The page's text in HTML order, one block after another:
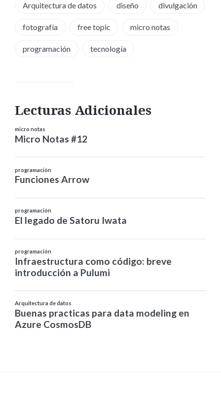
Arquitectura de datos diseño divulgación
fotografía free topic micro notas
programación tecnología
Lecturas Adicionales